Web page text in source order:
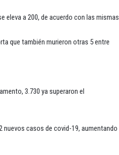
eleva a 200, de acuerdo con las mismas
que también murieron otras 5 entre
3.730 ya superaron el
nuevos casos de covid-19, aumentando